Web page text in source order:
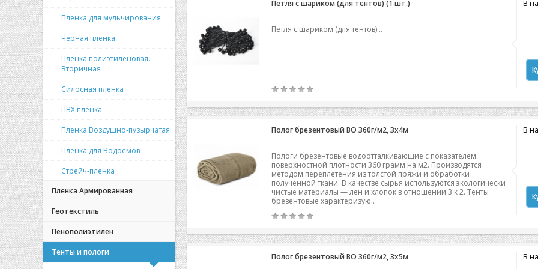
Пленка для мульчирования
Черная пленка
Пленка полиэтиленовая.
Вторичная
Силосная пленка
ПВХ пленка
Пленка Воздушно-пузырчатая
Пленка для Водоемов
Стрейч-пленка
Пленка Армированная
Геотекстиль
Пенополиэтилен
Тенты и пологи
В
Петля с шариком (для тентов) (1 шт.)
Петля с шариком (для тентов) ..
В
Полог брезентовый ВО 360г/м2, 3х4м
Пологи брезентовые водоотталкивающие с показателем
поверхностной плотности 360 грамм на м2. Производятся
методом переплетения из толстой пряжи и обработки
полученной ткани. В качестве сырья используются экологически
чистые материалы — лен и хлопок в отношении 3 к 2. Тенты
брезентовые характеризую..
В
Полог брезентовый ВО 360г/м2, 3х5м